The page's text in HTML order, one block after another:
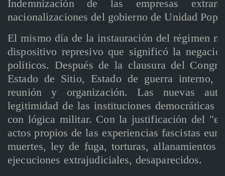
Indemnización de las empresas
nacionalizaciones del gobierno de Unidad
El mismo día de la instauración del régimen
dispositivo represivo que significó la
políticos. Después de la clausura del
Estado de Sitio, Estado de guerra interno,
reunión y organización. Las nuevas
legitimidad de las instituciones democráticas
con lógica militar. Con la justificación del
actos propios de las experiencias fascistas
muertes, ley de fuga, torturas, allanamientos
ejecuciones extrajudiciales, desaparecidos.